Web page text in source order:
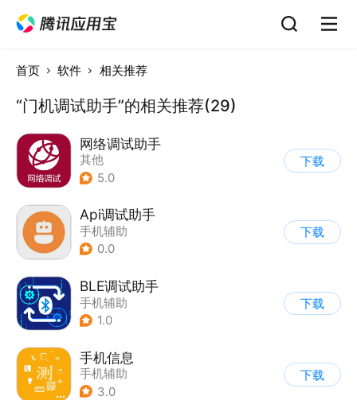
首页 软件 相关推荐
“门机调试助手”的相关推荐(29)
网络调试助手
其他
5.0
下载
Api调试助手
手机辅助
0.0
下载
BLE调试助手
手机辅助
1.0
下载
手机信息
手机辅助
3.0
下载